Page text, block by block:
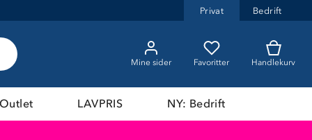
Privat Bedrift
Mine sider Favoritter Handlekurv
LAVPRIS NY: Bedrift